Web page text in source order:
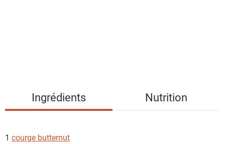
Ingrédients Nutrition
1 courge butternut